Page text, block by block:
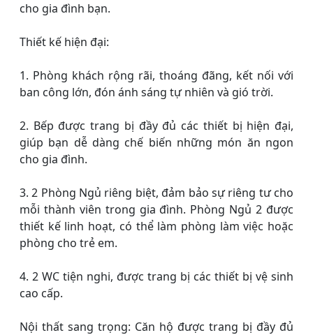
cho gia đình bạn.
Thiết kế hiện đại:
1. Phòng khách rộng rãi, thoáng đãng, kết nối với
ban công lớn, đón ánh sáng tự nhiên và gió trời.
2. Bếp được trang bị đầy đủ các thiết bị hiện đại,
giúp bạn dễ dàng chế biến những món ăn ngon
cho gia đình.
3. 2 Phòng Ngủ riêng biệt, đảm bảo sự riêng tư cho
mỗi thành viên trong gia đình. Phòng Ngủ 2 được
thiết kế linh hoạt, có thể làm phòng làm việc hoặc
phòng cho trẻ em.
4. 2 WC tiện nghi, được trang bị các thiết bị vệ sinh
cao cấp.
Nội thất sang trọng: Căn hộ được trang bị đầy đủ